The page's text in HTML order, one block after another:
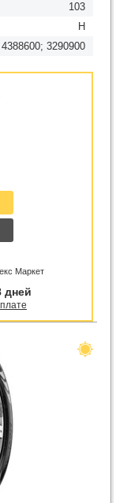
103
H
4388600; 3290900
Маркет
дней